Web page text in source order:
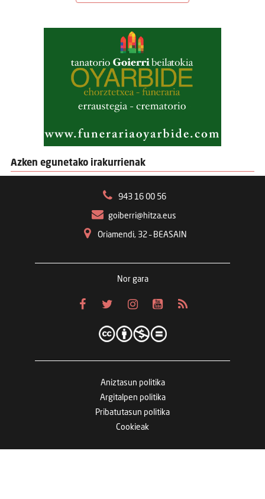
Azken egunetako irakurrienak
943 16 00 56
goiberri@hitza.eus
Oriamendi, 32 – BEASAIN
Nor gara
Aniztasun politika
Argitalpen politika
Pribatutasun politika
Cookieak